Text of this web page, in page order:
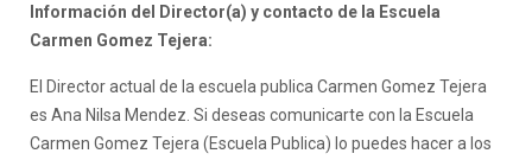
Información del Director(a) y contacto de la Escuela
Carmen Gomez Tejera:
El Director actual de la escuela publica Carmen Gomez Tejera
es Ana Nilsa Mendez. Si deseas comunicarte con la Escuela
Carmen Gomez Tejera (Escuela Publica) lo puedes hacer a los